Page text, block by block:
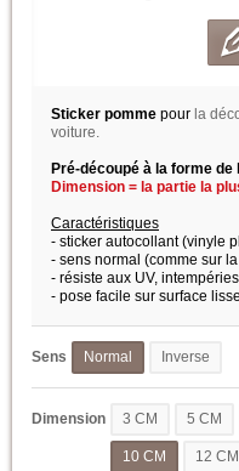
Sticker pomme pour la
voiture.
Pré-découpé à la forme de
Dimension = la partie la
Caractéristiques
- sticker autocollant (vinyle
- sens normal (comme sur
- résiste aux UV,
- pose facile sur surface
Sens Normal Inverse
Dimension 3 CM 5 CM
10 CM 12 CM